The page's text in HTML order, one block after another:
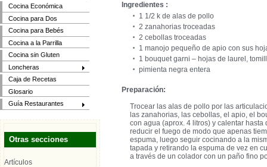
Cocina Económica
Cocina para Dos
Cocina para Bebés
Cocina a la Parrilla
Cocina sin Gluten
Loncheras
Caja de Recetas
Glosario
Guía Restaurantes
Otras secciones
Artículos
Ingredientes :
1 1/2 k de alas de pollo
2 zanahorias troceadas
2 cebollas troceadas
1 manojo pequeño de apio con sus
1 bouquet garni – hojas de laurel,
pimienta negra entera
Preparación:
Trocear las alas de pollo por las
las zanahorias, las cebollas, el apio, el
con agua (aprox. 4 litros) y calentar
reducir el fuego de modo que apenas
espuma, luego seguir cocinando a la
tapada y retirando la espuma de vez en
a través de un colador con un paño fino